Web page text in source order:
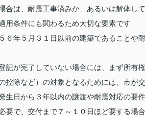
合は、耐震工事済みか、あるいは解体して
用条件にも関わるため大切な要素です
６年５月３１日以前の建築であることや耐
記が完了していない場合には、まず所有権
控除など）の対象となるためには、市が交
生日から３年以内の譲渡や耐震対応の要件
要で、交付まで７～１０日ほど要する場合